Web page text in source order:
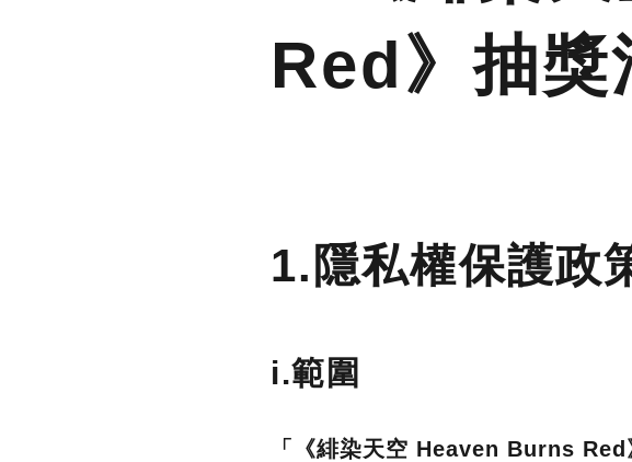
Red》抽獎
1.隱私權保護政
i.範圍
「《緋染天空 Heaven Burns